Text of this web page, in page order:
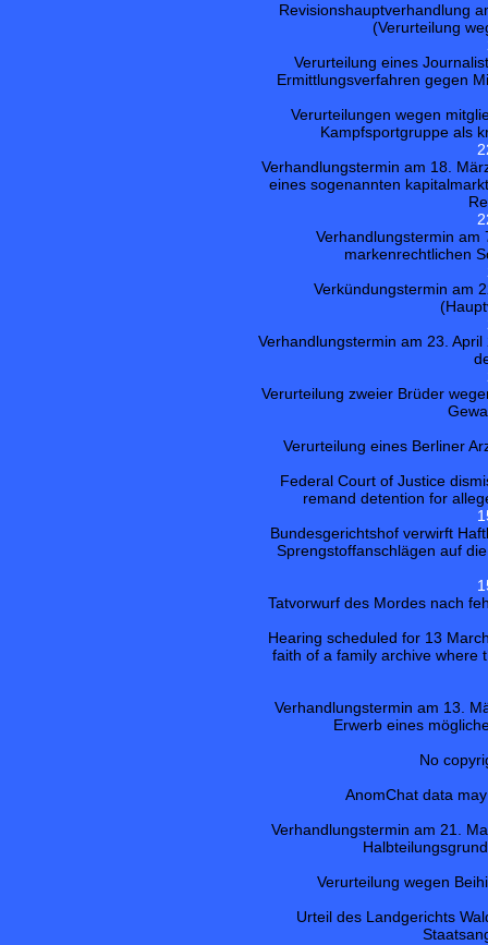
Revisionshauptverhandlung
(Verurteilung
Verurteilung eines
Ermittlungsverfahren gegen
Verurteilungen wegen
Kampfsportgruppe als
Verhandlungstermin am 18.
eines sogenannten
Verhandlungstermin am
markenrechtlichen
Verkündungstermin am
Verhandlungstermin am 23.
Verurteilung zweier Brüder
Verurteilung eines Berliner
Federal Court of Justice
remand detention for
Bundesgerichtshof verwirft
Sprengstoffanschlägen auf
Tatvorwurf des Mordes nach
Hearing scheduled for 13
faith of a family archive where
Verhandlungstermin am 13.
Erwerb eines
No
AnomChat data
Verhandlungstermin am 21.
Verurteilung wegen
Urteil des Landgerichts